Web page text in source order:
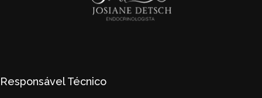
Responsável Técnico